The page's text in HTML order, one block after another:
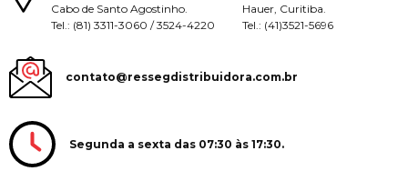
Cabo de Santo Agostinho.
Tel.: (81) 3311-3060 / 3524-4220
Hauer, Curitiba.
Tel.: (41)3521-5696
contato@ressegdistribuidora.com.br
Segunda a sexta das 07:30 às 17:30.